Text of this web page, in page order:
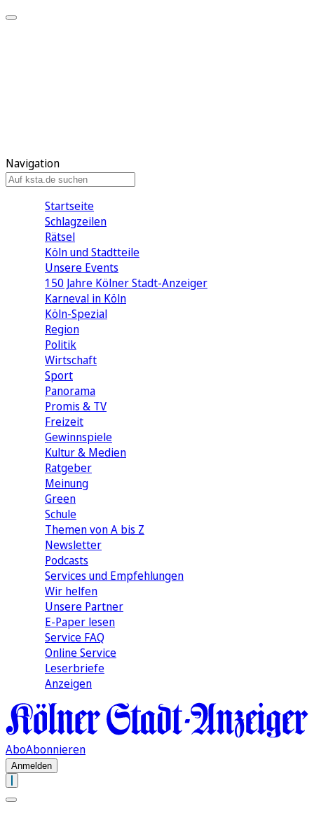
Navigation
Startseite
Schlagzeilen
Rätsel
Köln und Stadtteile
Unsere Events
150 Jahre Kölner Stadt-Anzeiger
Karneval in Köln
Köln-Spezial
Region
Politik
Wirtschaft
Sport
Panorama
Promis & TV
Freizeit
Gewinnspiele
Kultur & Medien
Ratgeber
Meinung
Green
Schule
Themen von A bis Z
Newsletter
Podcasts
Services und Empfehlungen
Wir helfen
Unsere Partner
E-Paper lesen
Service FAQ
Online Service
Leserbriefe
Anzeigen
AboAbonnieren
Anmelden